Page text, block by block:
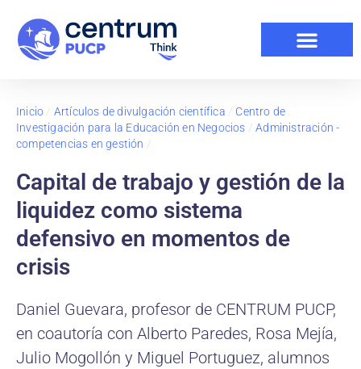
Inicio / Artículos de divulgación científica / Centro de
Investigación para la Educación en Negocios /Administración -
competencias en gestión /
Capital de trabajo y gestión de la
liquidez como sistema
defensivo en momentos de
crisis
Daniel Guevara, profesor de CENTRUM PUCP,
en coautoría con Alberto Paredes, Rosa Mejía,
Julio Mogollón y Miguel Portuguez, alumnos